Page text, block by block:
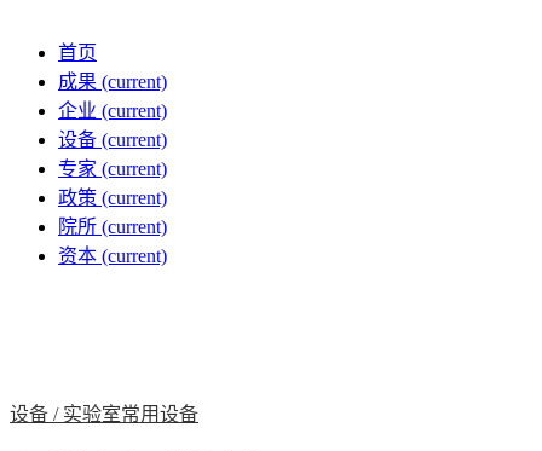
首页
成果 (current)
企业 (current)
设备 (current)
专家 (current)
政策 (current)
院所 (current)
资本 (current)
设备 / 实验室常用设备